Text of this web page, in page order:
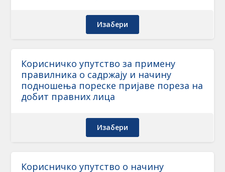
Изабери
Корисничко упутство за примену
правилника о садржају и начину
подношења пореске пријаве пореза на
добит правних лица
Изабери
Корисничко упутство о начину